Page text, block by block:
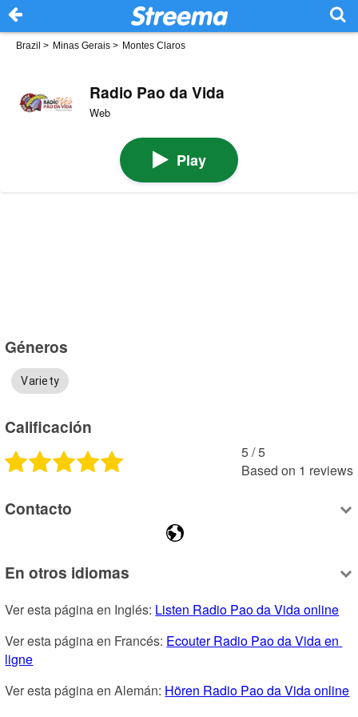
Brazil > Minas Gerais > Montes Claros
Radio Pao da Vida
Web
Play
Géneros
Variety
Calificación
5 /5
Based on 1 reviews
Contacto
En otros idiomas
Ver esta página en Inglés: Listen Radio Pao da Vida online
Ver esta página en Francés: Ecouter Radio Pao da Vida en
ligne
Ver esta página en Alemán: Hören Radio Pao da Vida online